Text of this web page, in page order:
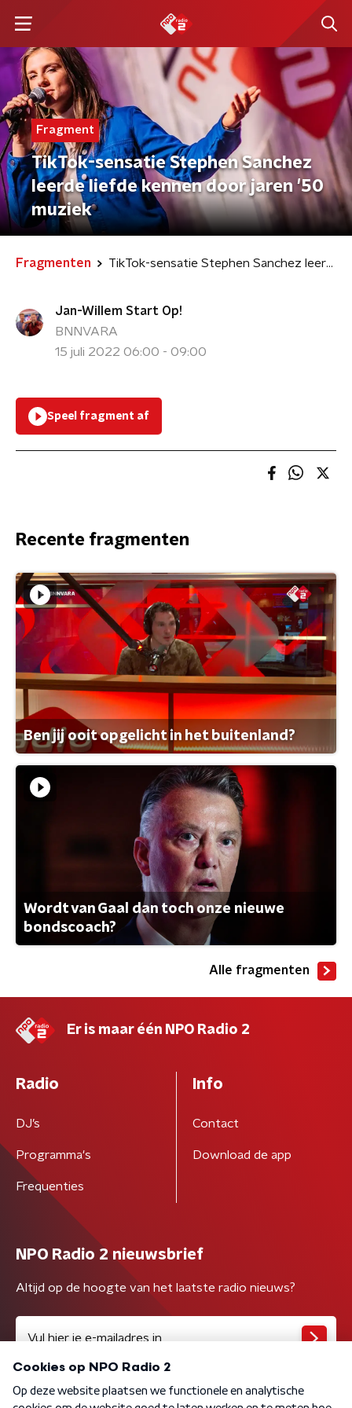
Fragment
TikTok-sensatie Stephen Sanchez
leerde liefde kennen door jaren '50
muziek
Fragmenten TikTok-sensatie Stephen Sanchez leerde liefde kennen door jaren '50 muziek
Jan-Willem Start Op!
BNNVARA
15 juli 2022 06:00 - 09:00
Speel fragment af
Recente fragmenten
Ben jij ooit opgelicht in het buitenland?
Wordt van Gaal dan toch onze nieuwe
bondscoach?
Alle fragmenten
Er is maar één NPO Radio 2
Radio
DJ’s
Programma's
Frequenties
Info
Contact
Download de app
NPO Radio 2 nieuwsbrief
Altijd op de hoogte van het laatste radio nieuws?